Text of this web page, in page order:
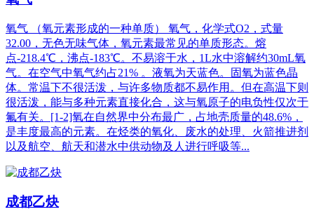
氧气 （氧元素形成的一种单质） 氧气，化学式O2，式量
32.00，无色无味气体，氧元素最常见的单质形态。熔
点-218.4℃，沸点-183℃。不易溶于水，1L水中溶解约30mL氧
气。在空气中氧气约占21% 。液氧为天蓝色。固氧为蓝色晶
体。常温下不很活泼，与许多物质都不易作用。但在高温下则
很活泼，能与多种元素直接化合，这与氧原子的电负性仅次于
氟有关。[1-2]氧在自然界中分布最广，占地壳质量的48.6%，
是丰度最高的元素。在烃类的氧化、废水的处理、火箭推进剂
以及航空、航天和潜水中供动物及人进行呼吸等...
成都乙炔